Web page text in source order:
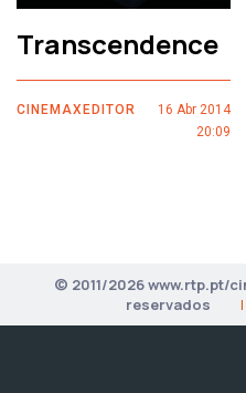
Transcendence
CINEMAXEDITOR
16 Abr 2014
20:09
© 2011/2026 www.rtp.pt/
reservados
|